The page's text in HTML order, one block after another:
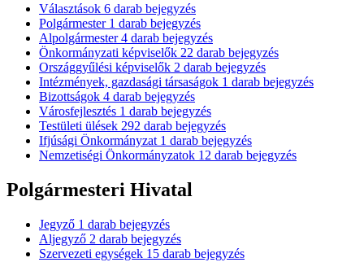
Választások 6 darab bejegyzés
Polgármester 1 darab bejegyzés
Alpolgármester4 darab bejegyzés
Önkormányzati képviselők 22 darab bejegyzés
Országgyűlési képviselők 2 darab bejegyzés
Intézmények, gazdasági társaságok 1 darab bejegyzés
Bizottságok 4 darab bejegyzés
Városfejlesztés 1 darab bejegyzés
Testületi ülések 292 darab bejegyzés
Ifjúsági Önkormányzat 1 darab bejegyzés
Nemzetiségi Önkormányzatok 12 darab bejegyzés
Polgármesteri Hivatal
Jegyző 1 darab bejegyzés
Aljegyző 2 darab bejegyzés
Szervezeti egységek 15 darab bejegyzés